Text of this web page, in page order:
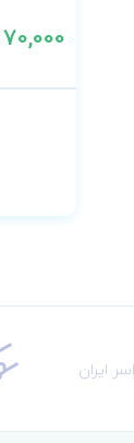
70,000
ایران